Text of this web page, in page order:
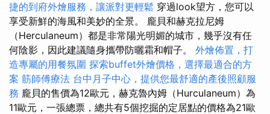
捷的到府外燴服務，讓派對更輕鬆 穿過look望方，您可以
享受新鮮的海風和美妙的全景。 龐貝和赫克拉尼姆
（Herculaneum）都是非常陽光明媚的城市，幾乎沒有任
何陰影，因此建議隨身攜帶防曬霜和帽子。 外燴佈置，打
造專屬的用餐氛圍 探索buffet外燴價格，選擇最適合的方
案 筋師傅療法 台中月子中心，提供您最舒適的產後照顧服
務 龐貝的售價為12歐元，赫克魯內姆（Hurculaneum）為
11歐元，一張總票，總共有5個挖掘的定居點的價格為21歐